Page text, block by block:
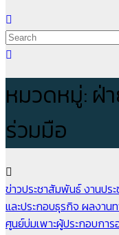
หมวดหมู่: ฝ่
ร่วมมือ
ข่าวประชาสัมพันธ์งานปร
และประกอบธุรกิจ ผลงาน
ศูนย์บ่มเพาะผู้ประกอบการ